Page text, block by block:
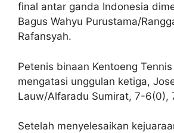
final antar ganda Indonesia
Bagus Wahyu Purustama/
Rafansyah.
Petenis binaan Kentoeng
mengatasi unggulan ketiga,
Lauw/Alfaradu Sumirat, 7-6(0),
Setelah menyelesaikan